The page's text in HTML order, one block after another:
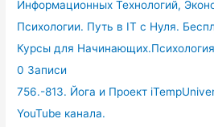
Информационных Технологий,
Психологии. Путь в IT с Нуля.
Курсы для
0 Записи
756.-813. Йога и Проект
YouTube канала.